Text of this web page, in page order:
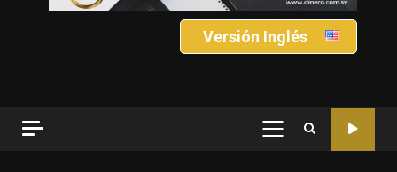
Versión Inglés
PRIMARY